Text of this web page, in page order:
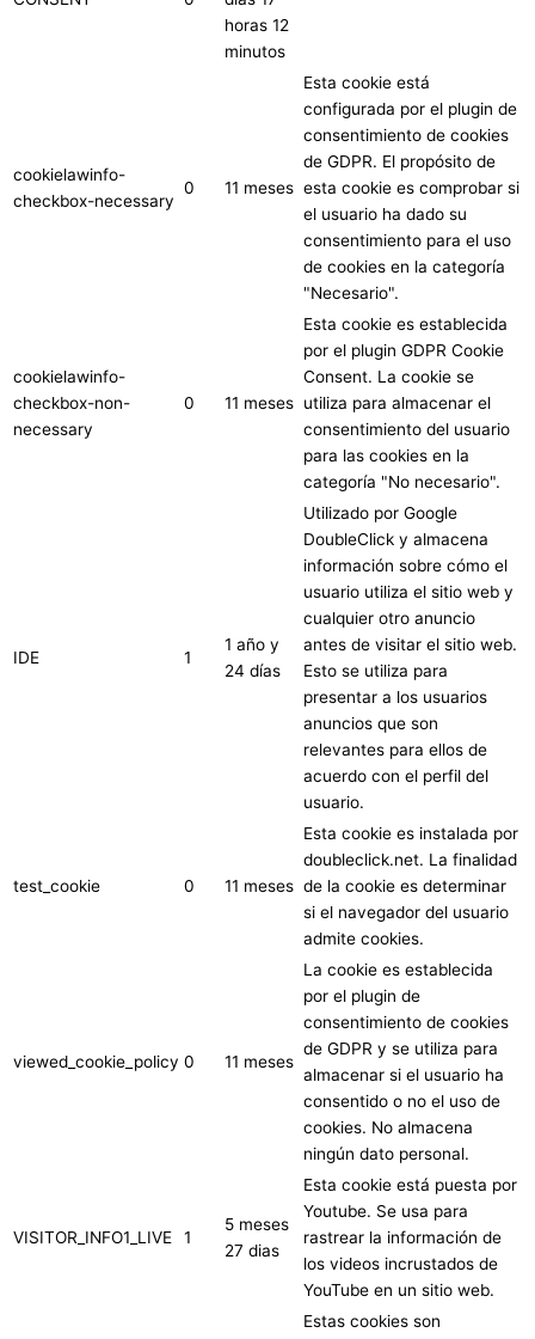
horas 12
minutos
cookielawinfo-
checkbox-necessary
0 11 meses
Esta cookie está
configurada por el plugin de
consentimiento de cookies
de GDPR. El propósito de
esta cookie es comprobar si
el usuario ha dado su
consentimiento para el uso
de cookies en la categoría
"Necesario".
cookielawinfo-
checkbox-non-
necessary
0 11 meses
Esta cookie es establecida
por el plugin GDPR Cookie
Consent. La cookie se
utiliza para almacenar el
consentimiento del usuario
para las cookies en la
categoría "No necesario".
IDE 1
1 año y
24 días
Utilizado por Google
DoubleClick y almacena
información sobre cómo el
usuario utiliza el sitio web y
cualquier otro anuncio
antes de visitar el sitio web.
Esto se utiliza para
presentar a los usuarios
anuncios que son
relevantes para ellos de
acuerdo con el perfil del
usuario.
test_cookie 0 11 meses
Esta cookie es instalada por
doubleclick.net. La finalidad
de la cookie es determinar
si el navegador del usuario
admite cookies.
viewed_cookie_policy 0 11 meses
La cookie es establecida
por el plugin de
consentimiento de cookies
de GDPR y se utiliza para
almacenar si el usuario ha
consentido o no el uso de
cookies. No almacena
ningún dato personal.
VISITOR_INFO1_LIVE 1
5 meses
27 dias
Esta cookie está puesta por
Youtube. Se usa para
rastrear la información de
los videos incrustados de
YouTube en un sitio web.
Estas cookies son